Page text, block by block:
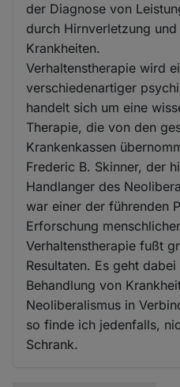
der Diagnose von
durch Hirnverletzung
Krankheiten.
Verhaltenstherapie wird
verschiedenartiger
handelt sich um eine
Therapie, die von den
Krankenkassen
Frederic B. Skinner, der
Handlanger des
war einer der führenden
Erforschung
Verhaltenstherapie fußt
Resultaten. Es geht
Behandlung von
Neoliberalismus in
so finde ich jedenfalls,
Schrank.